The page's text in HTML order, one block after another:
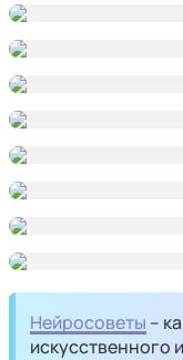
Нейросоветы –
искусственного